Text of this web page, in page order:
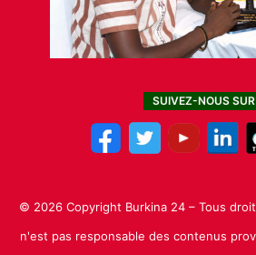
SUIVEZ-NOUS SUR
© 2026 Copyright Burkina 24 – Tous
n'est pas responsable des contenus